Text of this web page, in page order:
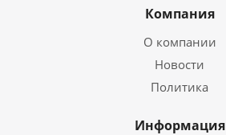
Компания
О компании
Новости
Политика
Информация